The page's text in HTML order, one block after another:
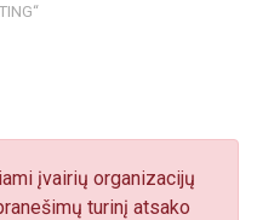
įvairių organizacijų
turinį atsako